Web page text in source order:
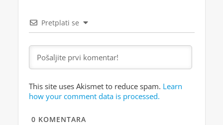
Pretplati se
This site uses Akismet to reduce spam. Learn
how your comment data is processed.
0 KOMENTARA